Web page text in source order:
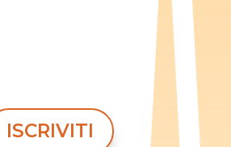
ISCRIVITI